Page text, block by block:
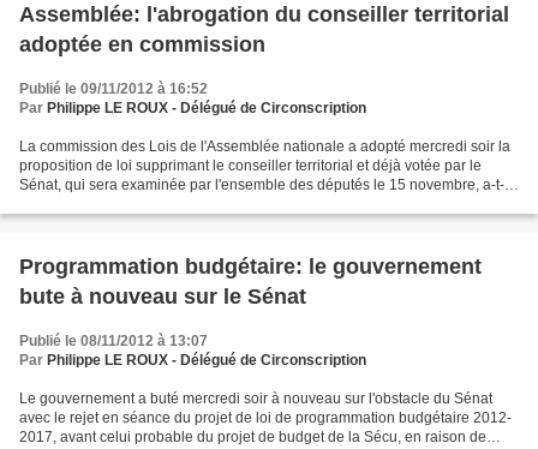
Assemblée: l'abrogation du conseiller territorial
adoptée en commission
Publié le 09/11/2012 à 16:52
Par Philippe LE ROUX - Délégué de Circonscription
La commission des Lois de l'Assemblée nationale a adopté mercredi soir la
proposition de loi supprimant le conseiller territorial et déjà votée par le
Sénat, qui sera examinée par l'ensemble des députés le 15 novembre, a-t-
Programmation budgétaire: le gouvernement
bute à nouveau sur le Sénat
Publié le 08/11/2012 à 13:07
Par Philippe LE ROUX - Délégué de Circonscription
Le gouvernement a buté mercredi soir à nouveau sur l'obstacle du Sénat
avec le rejet en séance du projet de loi de programmation budgétaire 2012-
2017, avant celui probable du projet de budget de la Sécu, en raison de